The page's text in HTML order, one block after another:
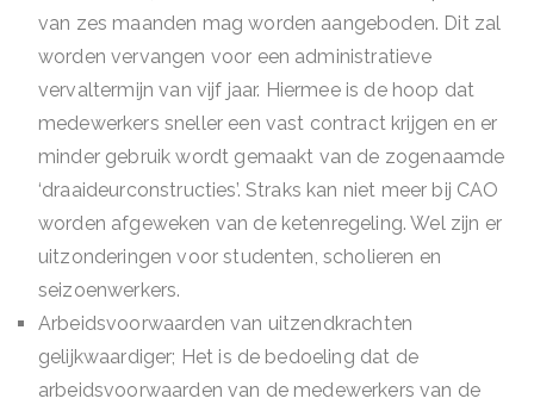
van zes maanden mag worden aangeboden. Dit zal
worden vervangen voor een administratieve
vervaltermijn van vijf jaar. Hiermee is de hoop dat
medewerkers sneller een vast contract krijgen en er
minder gebruik wordt gemaakt van de zogenaamde
‘draaideurconstructies’. Straks kan niet meer bij CAO
worden afgeweken van de ketenregeling. Wel zijn er
uitzonderingen voor studenten, scholieren en
seizoenwerkers.
Arbeidsvoorwaarden van uitzendkrachten
gelijkwaardiger; Het is de bedoeling dat de
arbeidsvoorwaarden van de medewerkers van de